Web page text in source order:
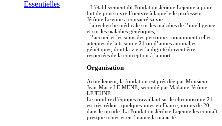
Essentielles
- L’établissement dit Fondation Jérôme Lejeune a pour
but de poursuivre l’oeuvre à laquelle le professeur
Jérôme Lejeune a consacré sa vie :
- la recherche médicale sur les maladies de l’intelligence
et sur les maladies génétiques,
- l’accueil et les soins des personnes, notamment celles
atteintes de la trisomie 21 ou d’autres anomalies
génétiques, dont la vie et la dignité doivent être
respectées de la conception à la mort.
Organisation
Actuellement, la fondation est présidée par Monsieur
Jean-Marie LE MENE, secondé par Madame Jérôme
LEJEUNE.
Le nombre d’équipes travaillant sur le chromosome 21
est très réduit : quelques-unes en France, moins de 20
dans le monde. La Fondation Jérôme Lejeune les connaît
presque toutes et en finance la majorité.